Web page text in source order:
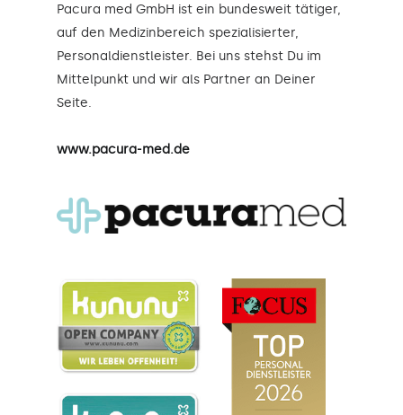
Pacura med GmbH ist ein bundesweit tätiger,
auf den Medizinbereich spezialisierter,
Personaldienstleister. Bei uns stehst Du im
Mittelpunkt und wir als Partner an Deiner
Seite.
www.pacura-med.de